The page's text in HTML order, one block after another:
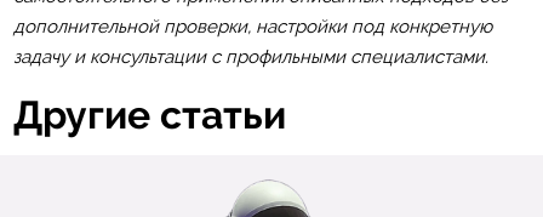
дополнительной проверки, настройки под конкретную
задачу и консультации с профильными специалистами.
Другие статьи